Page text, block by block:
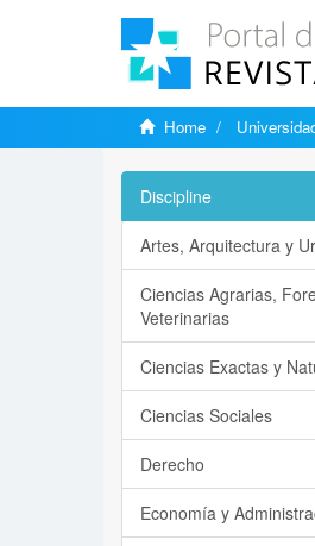
Home
Discipline
Artes, Arquitectura y
Ciencias Agrarias,
Veterinarias
Ciencias Exactas y
Ciencias Sociales
Derecho
Economía y